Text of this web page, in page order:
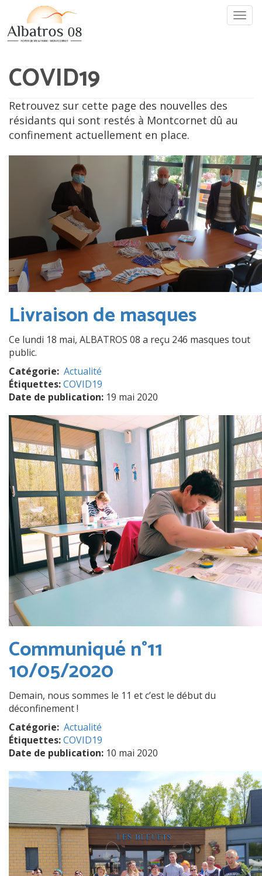
contenu
principal
COVID19
Retrouvez sur cette page des nouvelles des
résidants qui sont restés à Montcornet dû au
confinement actuellement en place.
Livraison de masques
Ce lundi 18 mai, ALBATROS 08 a reçu 246 masques tout
public.
Catégorie Actualité
Étiquettes:COVID19
Date de publication: 19 mai 2020
Communiqué n°11
10/05/2020
Demain, nous sommes le 11 et c’est le début du
déconfinement !
Catégorie Actualité
Étiquettes:COVID19
Date de publication: 10 mai 2020